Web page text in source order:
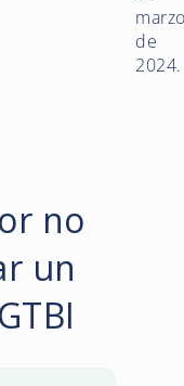
de
no
un